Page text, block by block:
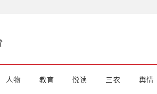
人物 教育 悦读 三农 舆情